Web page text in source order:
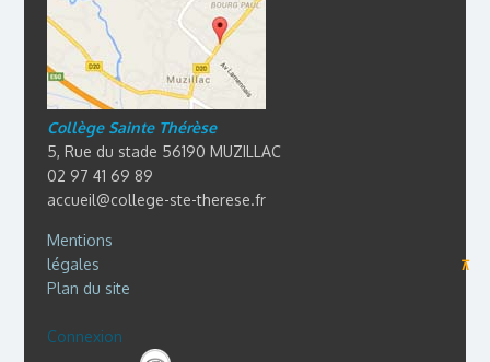
Collège Sainte Thérèse
5, Rue du stade 56190 MUZILLAC
02 97 41 69 89
accueil@college-ste-therese.fr
Mentions
légales
⊼
Plan du site
Connexion